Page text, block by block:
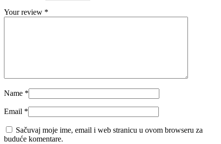
Your review *
Name *
Email *
Sačuvaj moje ime, email i web stranicu u ovom browseru za
buduće komentare.